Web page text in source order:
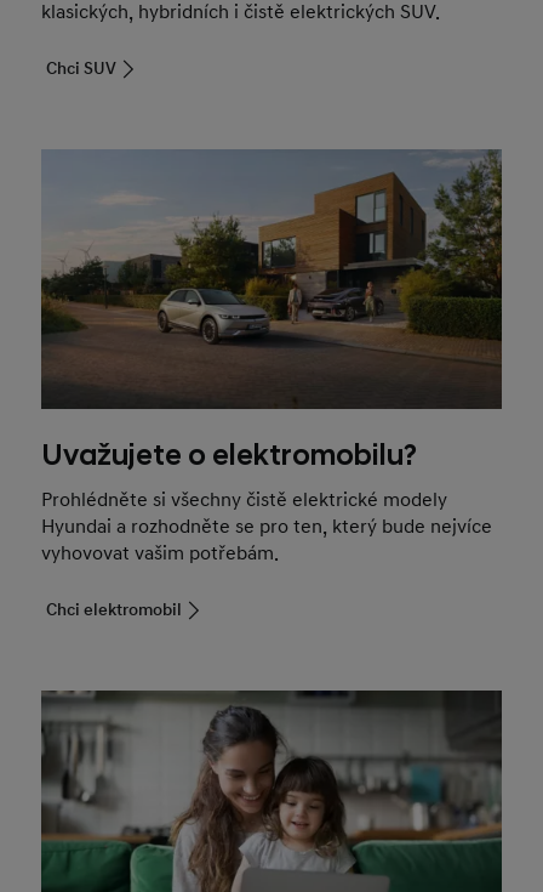
klasických, hybridních i čistě elektrických SUV.
Chci SUV
Uvažujete o elektromobilu?
Prohlédněte si všechny čistě elektrické modely
Hyundai a rozhodněte se pro ten, který bude nejvíce
vyhovovat vašim potřebám.
Chci elektromobil